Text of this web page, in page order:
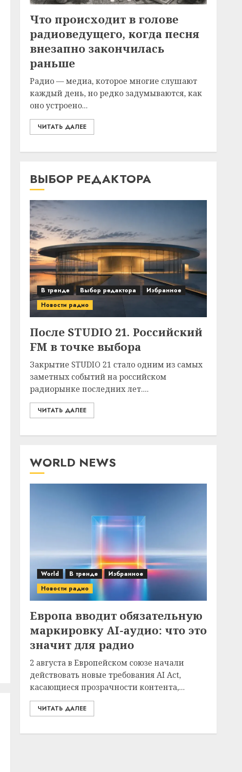
Что происходит в голове
радиоведущего, когда песня
внезапно закончилась
раньше
Радио — медиа, которое многие слушают
каждый день, но редко задумываются, как
оно устроено...
ЧИТАТЬ ДАЛЕЕ
ВЫБОР РЕДАКТОРА
В тренде Выбор редактора
Избранное
Новости радио
После STUDIO 21. Российский
FM в точке выбора
Закрытие STUDIO 21 стало одним из самых
заметных событий на российском
радиорынке последних лет....
ЧИТАТЬ ДАЛЕЕ
WORLD NEWS
World В тренде
Избранное
Новости радио
Европа вводит обязательную
маркировку AI-аудио: что это
значит для радио
2 августа в Европейском союзе начали
действовать новые требования AI Act,
касающиеся прозрачности контента,...
ЧИТАТЬ ДАЛЕЕ